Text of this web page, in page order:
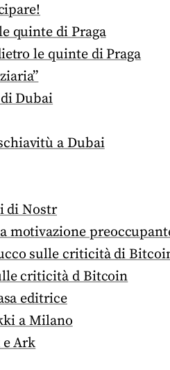
quinte di Praga
le quinte di Praga
Dubai
a Dubai
di Nostr
motivazione
sulle criticità di
criticità d Bitcoin
editrice
a Milano
Ark